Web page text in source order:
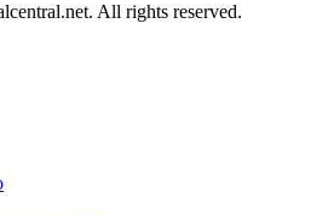
All rights reserved.